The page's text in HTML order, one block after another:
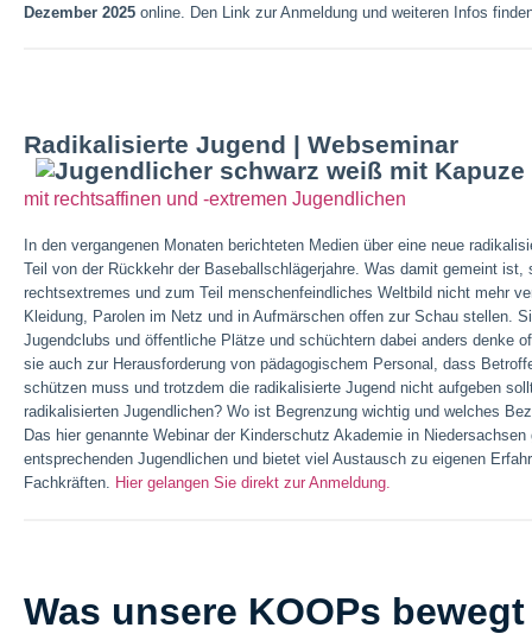
Dezember 2025 online. Den Link zur Anmeldung und weiteren Infos
Radikalisierte Jugend | Webseminar
mit rechtsaffinen und -extremen Jugendlichen
In den vergangenen Monaten berichteten Medien über eine neue
Teil von der Rückkehr der Baseballschlägerjahre. Was damit gemeint ist,
rechtsextremes und zum Teil menschenfeindliches Weltbild nicht mehr
Kleidung, Parolen im Netz und in Aufmärschen offen zur Schau stellen.
Jugendclubs und öffentliche Plätze und schüchtern dabei anders denke
sie auch zur Herausforderung von pädagogischem Personal, dass
schützen muss und trotzdem die radikalisierte Jugend nicht aufgeben
radikalisierten Jugendlichen? Wo ist Begrenzung wichtig und welches
Das hier genannte Webinar der Kinderschutz Akademie in
entsprechenden Jugendlichen und bietet viel Austausch zu eigenen
Fachkräften. Hier gelangen Sie direkt zur Anmeldung.
Was unsere KOOPs bewegt